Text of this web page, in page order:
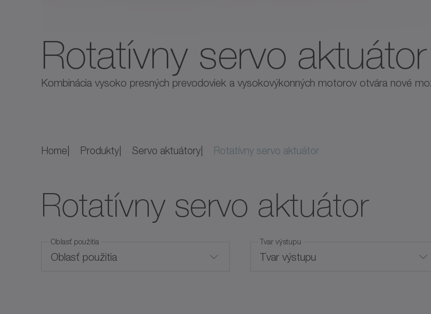
Rotatívny servo aktuátor
Kombinácia vysoko presných prevodoviek a vysokovýkonných motorov otvára nové
Home Produkty Servo aktuátory Rotatívny servo aktuátor
Rotatívny servo aktuátor
Oblasť použitia
Oblasť použitia
Tvar výstupu
Tvar výstupu